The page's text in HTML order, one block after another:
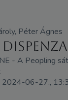
Péter Ágnes
- A Peopling
2024-06-27.,